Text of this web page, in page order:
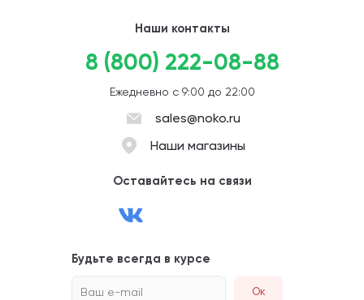
Наши контакты
8 (800) 222-08-88
Ежедневно с 9:00 до 22:00
sales@noko.ru
Наши магазины
Оставайтесь на связи
Будьте всегда в курсе
Ваш e-mail